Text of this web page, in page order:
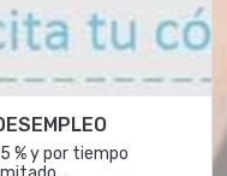
% y por tiempo